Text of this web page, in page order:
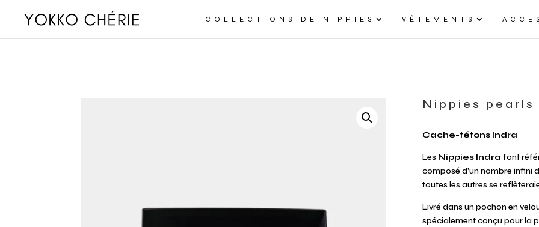
COLLECTIONS DE NIPPIES VÊTEMENTS
Nippies pearls
Cache-tétons Indra
Les Nippies Indra font
composé d’un nombre infini
toutes les autres se
Livré dans un pochon en
spécialement conçu pour la